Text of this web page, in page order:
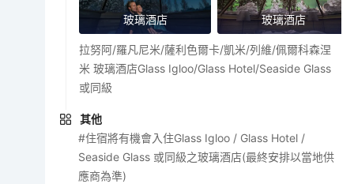
玻璃酒店 玻璃酒店
拉努阿/羅凡尼米/薩利色爾卡/凱米/列維/佩爾科森涅
米 玻璃酒店Glass Igloo/Glass Hotel/Seaside Glass
或同級
其他
#住宿將有機會入住Glass Igloo / Glass Hotel /
Seaside Glass 或同級之玻璃酒店(最終安排以當地供
應商為準)